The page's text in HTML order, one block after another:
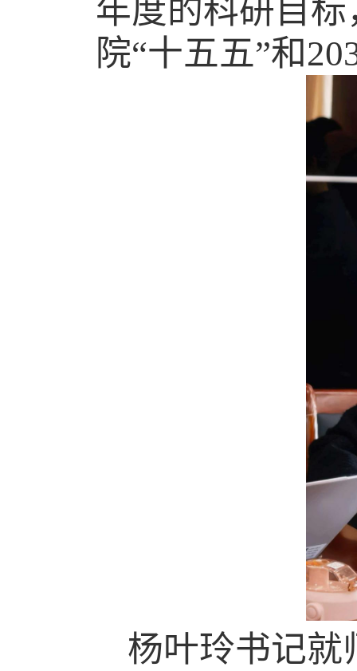
年度的科研目
院“十五五”和
杨叶玲书记就